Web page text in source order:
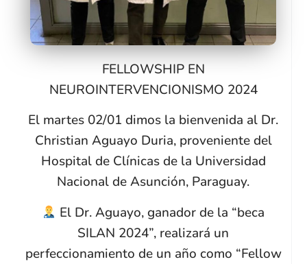
FELLOWSHIP EN
NEUROINTERVENCIONISMO 2024
El martes 02/01 dimos la bienvenida al Dr.
Christian Aguayo Duria, proveniente del
Hospital de Clínicas de la Universidad
Nacional de Asunción, Paraguay.
El Dr. Aguayo, ganador de la “beca
SILAN 2024”, realizará un
perfeccionamiento de un año como “Fellow